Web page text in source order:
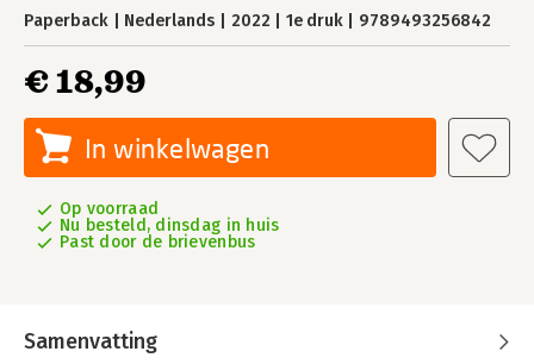
Paperback Nederlands 2022 1e druk 9789493256842
€ 18,99
In winkelwagen
Op voorraad
Nu besteld, dinsdag in huis
Past door de brievenbus
Samenvatting